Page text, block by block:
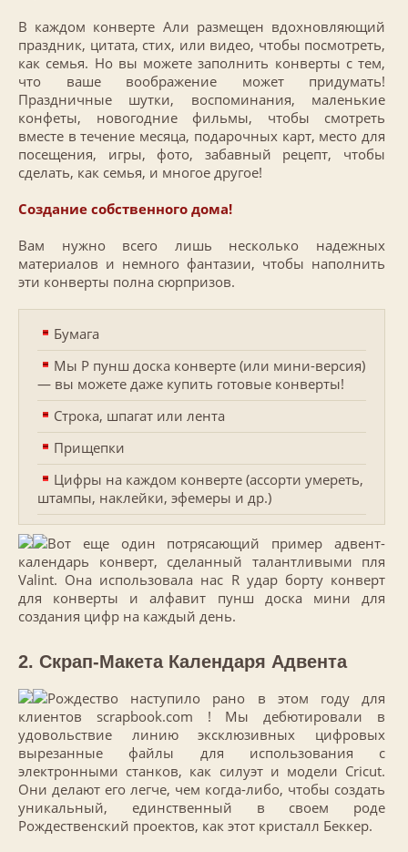
В каждом конверте Али размещен вдохновляющий
праздник, цитата, стих, или видео, чтобы посмотреть,
как семья. Но вы можете заполнить конверты с тем,
что ваше воображение может придумать!
Праздничные шутки, воспоминания, маленькие
конфеты, новогодние фильмы, чтобы смотреть
вместе в течение месяца, подарочных карт, место для
посещения, игры, фото, забавный рецепт, чтобы
сделать, как семья, и многое другое!
Создание собственного дома!
Вам нужно всего лишь несколько надежных
материалов и немного фантазии, чтобы наполнить
эти конверты полна сюрпризов.
Бумага
Мы Р пунш доска конверте (или мини-версия)
— вы можете даже купить готовые конверты!
Строка, шпагат или лента
Прищепки
Цифры на каждом конверте (ассорти умереть,
штампы, наклейки, эфемеры и др.)
Вот еще один потрясающий пример адвент-
календарь конверт, сделанный талантливыми пля
Valint. Она использовала нас R удар борту конверт
для конверты и алфавит пунш доска мини для
создания цифр на каждый день.
2. Скрап-Макета Календаря Адвента
Рождество наступило рано в этом году для
клиентов scrapbook.com ! Мы дебютировали в
удовольствие линию эксклюзивных цифровых
вырезанные файлы для использования с
электронными станков, как силуэт и модели Cricut.
Они делают его легче, чем когда-либо, чтобы создать
уникальный, единственный в своем роде
Рождественский проектов, как этот кристалл Беккер.